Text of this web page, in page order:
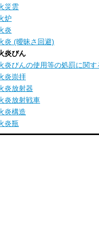
災雲
炉
炎
炎 (曖昧さ回避)
炎びん
炎びんの使用等の処罰に関す
炎崇拝
炎放射器
炎放射戦車
炎構造
炎瓶